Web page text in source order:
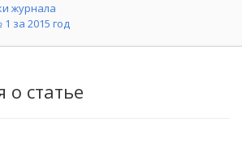
журнала
за 2015 год
статье